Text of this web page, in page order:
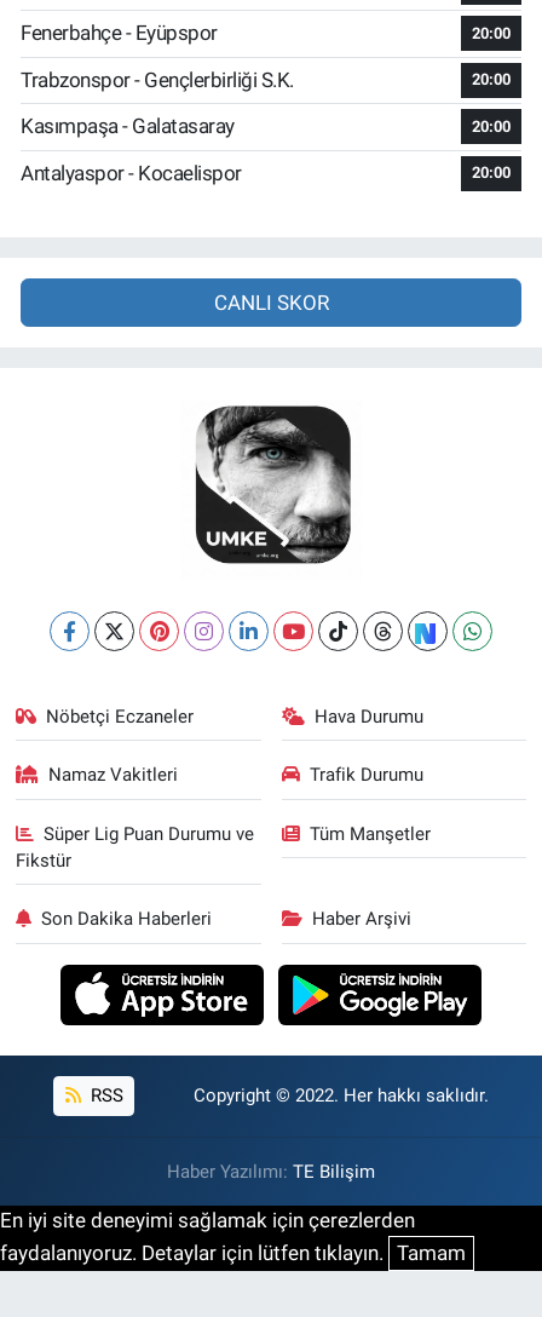
Fenerbahçe - Eyüpspor 20:00
Trabzonspor - Gençlerbirliği S.K. 20:00
Kasımpaşa - Galatasaray 20:00
Antalyaspor - Kocaelispor 20:00
CANLI SKOR
Nöbetçi Eczaneler Hava Durumu
Namaz Vakitleri Trafik Durumu
Süper Lig Puan Durumu ve
Fikstür
Tüm Manşetler
Son Dakika Haberleri Haber Arşivi
RSS Copyright © 2022. Her hakkı saklıdır.
Haber Yazılımı: TE Bilişim
En iyi site deneyimi sağlamak için çerezlerden
faydalanıyoruz. Detaylar için lütfen tıklayın. Tamam